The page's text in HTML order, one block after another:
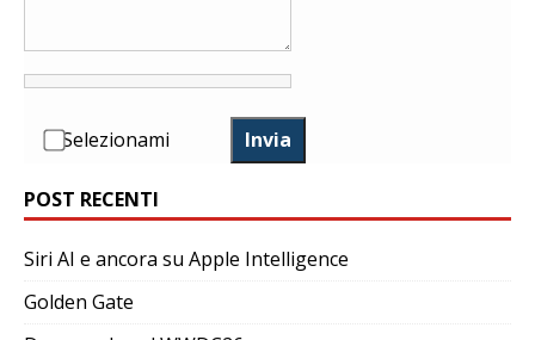
Selezionami Invia
POST RECENTI
Siri AI e ancora su Apple Intelligence
Golden Gate